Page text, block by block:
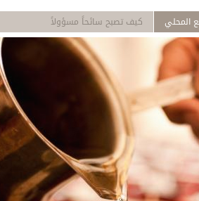
المحلي كيف تصبح سائحاً مسؤولاً